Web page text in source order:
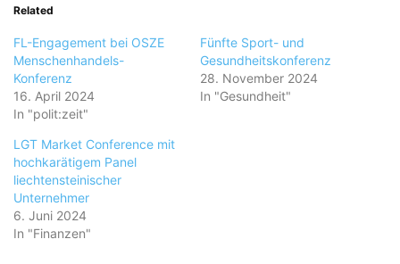
Related
FL-Engagement bei OSZE
Menschenhandels-
Konferenz
16. April 2024
In "polit:zeit"
Fünfte Sport- und
Gesundheitskonferenz
28. November 2024
In "Gesundheit"
LGT Market Conference mit
hochkarätigem Panel
liechtensteinischer
Unternehmer
6. Juni 2024
In "Finanzen"